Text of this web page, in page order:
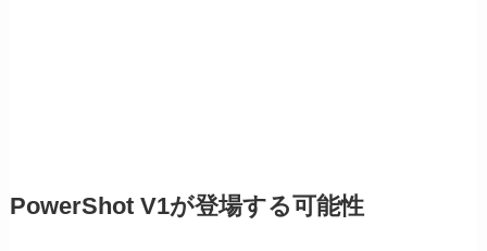
PowerShot V1が登場する可能性